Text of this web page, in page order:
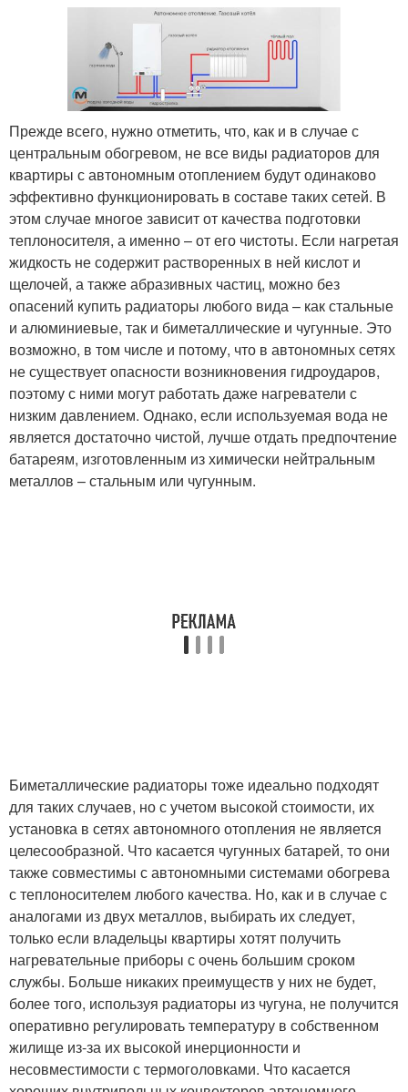
Прежде всего, нужно отметить, что, как и в случае с
центральным обогревом, не все виды радиаторов для
квартиры с автономным отоплением будут одинаково
эффективно функционировать в составе таких сетей. В
этом случае многое зависит от качества подготовки
теплоносителя, а именно – от его чистоты. Если нагретая
жидкость не содержит растворенных в ней кислот и
щелочей, а также абразивных частиц, можно без
опасений купить радиаторы любого вида – как стальные
и алюминиевые, так и биметаллические и чугунные. Это
возможно, в том числе и потому, что в автономных сетях
не существует опасности возникновения гидроударов,
поэтому с ними могут работать даже нагреватели с
низким давлением. Однако, если используемая вода не
является достаточно чистой, лучше отдать предпочтение
батареям, изготовленным из химически нейтральным
металлов – стальным или чугунным.
Биметаллические радиаторы тоже идеально подходят
для таких случаев, но с учетом высокой стоимости, их
установка в сетях автономного отопления не является
целесообразной. Что касается чугунных батарей, то они
также совместимы с автономными системами обогрева
с теплоносителем любого качества. Но, как и в случае с
аналогами из двух металлов, выбирать их следует,
только если владельцы квартиры хотят получить
нагревательные приборы с очень большим сроком
службы. Больше никаких преимуществ у них не будет,
более того, используя радиаторы из чугуна, не получится
оперативно регулировать температуру в собственном
жилище из-за их высокой инерционности и
несовместимости с термоголовками. Что касается